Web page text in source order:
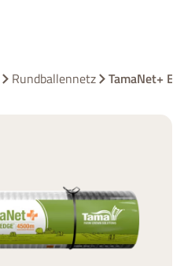
Rundballennetz TamaNet+